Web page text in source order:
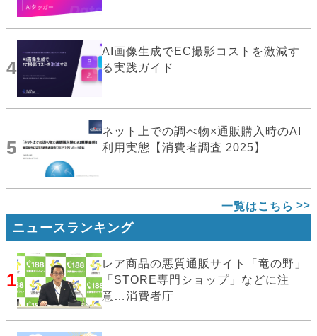
4
AI画像生成でEC撮影コストを激減す
る実践ガイド
5
ネット上での調べ物×通販購入時のAI
利用実態【消費者調査 2025】
一覧はこちら
ニュースランキング
1
レア商品の悪質通販サイト「竜の野」
「STORE専門ショップ」などに注
意…消費者庁